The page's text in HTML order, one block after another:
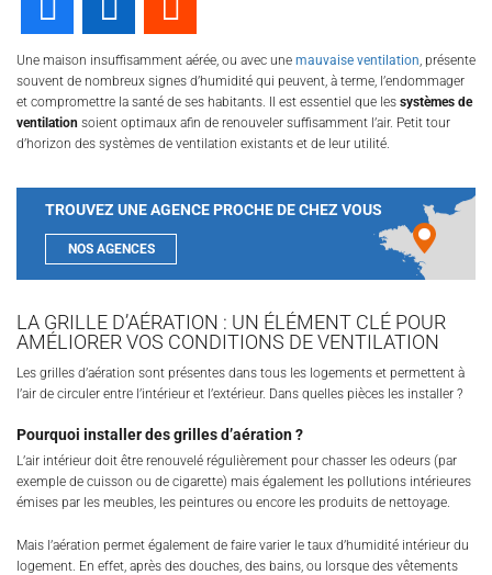
Une maison insuffisamment aérée, ou avec une mauvaise ventilation , présente
souvent de nombreux signes d’humidité qui peuvent, à terme, l’endommager
et compromettre la santé de ses habitants. Il est essentiel que les systèmes de
ventilation soient optimaux afin de renouveler suffisamment l’air. Petit tour
d’horizon des systèmes de ventilation existants et de leur utilité.
TROUVEZ UNE AGENCE PROCHE DE CHEZ VOUS
NOS AGENCES
LA GRILLE D’AÉRATION : UN ÉLÉMENT CLÉ POUR
AMÉLIORER VOS CONDITIONS DE VENTILATION
Les grilles d’aération sont présentes dans tous les logements et permettent à
l’air de circuler entre l’intérieur et l’extérieur. Dans quelles pièces les installer ?
Pourquoi installer des grilles d’aération ?
L’air intérieur doit être renouvelé régulièrement pour chasser les odeurs (par
exemple de cuisson ou de cigarette) mais également les pollutions intérieures
émises par les meubles, les peintures ou encore les produits de nettoyage.
Mais l’aération permet également de faire varier le taux d’humidité intérieur du
logement. En effet, après des douches, des bains, ou lorsque des vêtements